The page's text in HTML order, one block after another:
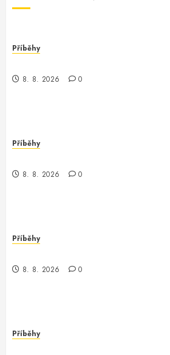
Příběhy
8. 8. 2026 0
Příběhy
8. 8. 2026 0
Příběhy
8. 8. 2026 0
Příběhy